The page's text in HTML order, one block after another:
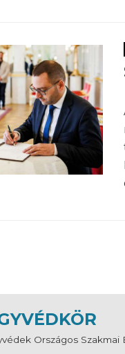
Országos Szakmai